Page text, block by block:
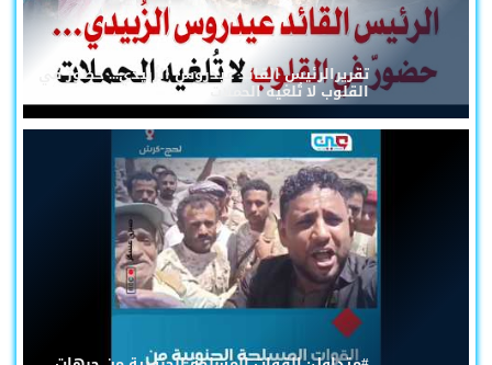
تقريرالرئيس القائد عيدروس الزُبيدي... حضورٌ في
القلوب لا تُلغيه الحملات